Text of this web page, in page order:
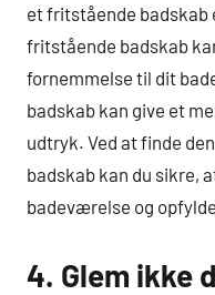
et fritstående
fritstående badskab
fornemmelse til dit
badskab kan give et
udtryk. Ved at finde
badskab kan du sikre,
badeværelse og
4. Glem ikke